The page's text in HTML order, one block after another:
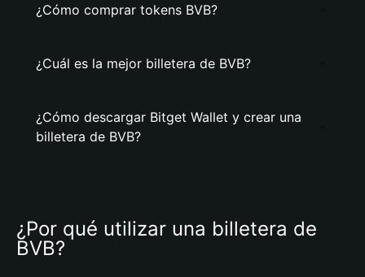
¿Cómo comprar tokens BVB?
¿Cuál es la mejor billetera de BVB?
¿Cómo descargar Bitget Wallet y crear una
billetera de BVB?
¿Por qué utilizar una billetera de
BVB?